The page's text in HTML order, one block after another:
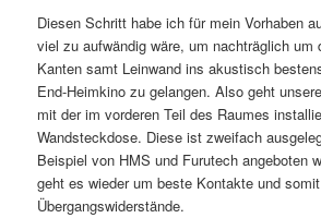
Diesen Schritt habe ich für mein Vorhaben
viel zu aufwändig wäre, um nachträglich um
Kanten samt Leinwand ins akustisch
End-Heimkino zu gelangen. Also geht
mit der im vorderen Teil des Raumes
Wandsteckdose. Diese ist zweifach
Beispiel von HMS und Furutech angeboten
geht es wieder um beste Kontakte und
Übergangswiderstände.